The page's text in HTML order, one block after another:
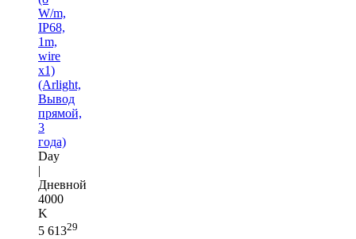
W/m,
IP68,
1m,
wire
x1)
(Arlight,
Вывод
прямой,
3
года)
Day
|
Дневной
4000
K
5 61329